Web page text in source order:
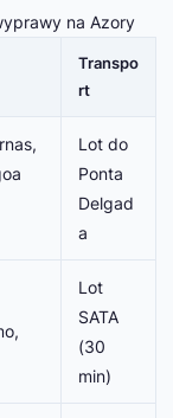
na Azory
Transpo
rt
Lot do
Ponta
Delgad
a
Lot
SATA
(30
min)